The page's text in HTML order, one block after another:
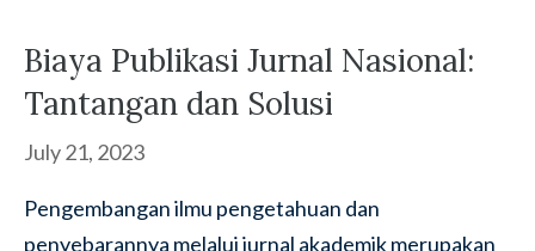
Biaya Publikasi Jurnal Nasional:
Tantangan dan Solusi
July 21, 2023
Pengembangan ilmu pengetahuan dan
penyebarannya melalui jurnal akademik merupakan